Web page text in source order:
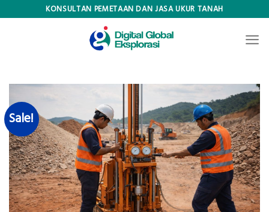
KONSULTAN PEMETAAN DAN JASA UKUR TANAH
Sale!